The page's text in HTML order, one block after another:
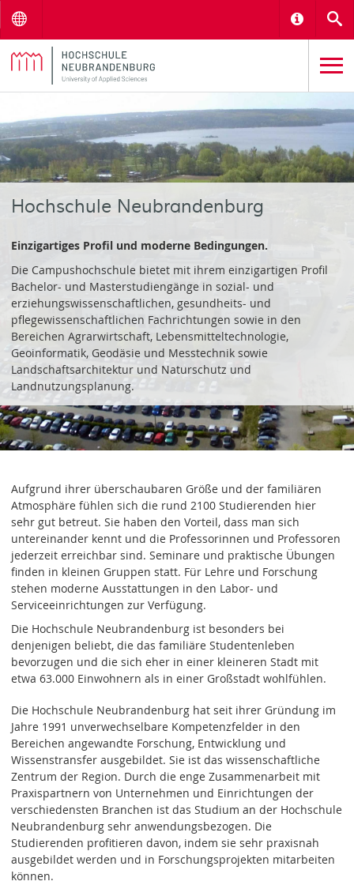
Hochschule Neubrandenburg
Einzigartiges Profil und moderne Bedingungen.
Die Campushochschule bietet mit ihrem einzigartigen Profil
Bachelor- und Masterstudiengänge in sozial- und
erziehungswissenschaftlichen, gesundheits- und
pflegewissenschaftlichen Fachrichtungen sowie in den
Bereichen Agrarwirtschaft, Lebensmitteltechnologie,
Geoinformatik, Geodäsie und Messtechnik sowie
Landschaftsarchitektur und Naturschutz und
Landnutzungsplanung.
Aufgrund ihrer überschaubaren Größe und der familiären
Atmosphäre fühlen sich die rund 2100 Studierenden hier
sehr gut betreut. Sie haben den Vorteil, dass man sich
untereinander kennt und die Professorinnen und Professoren
jederzeit erreichbar sind. Seminare und praktische Übungen
finden in kleinen Gruppen statt. Für Lehre und Forschung
stehen moderne Ausstattungen in den Labor- und
Serviceeinrichtungen zur Verfügung.
Die Hochschule Neubrandenburg ist besonders bei
denjenigen beliebt, die das familiäre Studentenleben
bevorzugen und die sich eher in einer kleineren Stadt mit
etwa 63.000 Einwohnern als in einer Großstadt wohlfühlen.
Die Hochschule Neubrandenburg hat seit ihrer Gründung im
Jahre 1991 unverwechselbare Kompetenzfelder in den
Bereichen angewandte Forschung, Entwicklung und
Wissenstransfer ausgebildet. Sie ist das wissenschaftliche
Zentrum der Region. Durch die enge Zusammenarbeit mit
Praxispartnern von Unternehmen und Einrichtungen der
verschiedensten Branchen ist das Studium an der Hochschule
Neubrandenburg sehr anwendungsbezogen. Die
Studierenden profitieren davon, indem sie sehr praxisnah
ausgebildet werden und in Forschungsprojekten mitarbeiten
können.